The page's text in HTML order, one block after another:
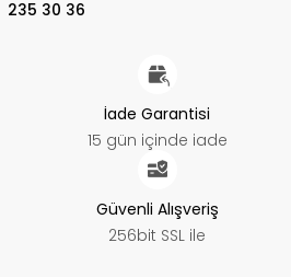
235 30 36
İade Garantisi
15 gün içinde iade
Güvenli Alışveriş
256bit SSL ile